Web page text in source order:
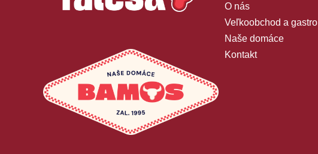
O nás
Veľkoobchod a gastro
Naše domáce
Kontakt